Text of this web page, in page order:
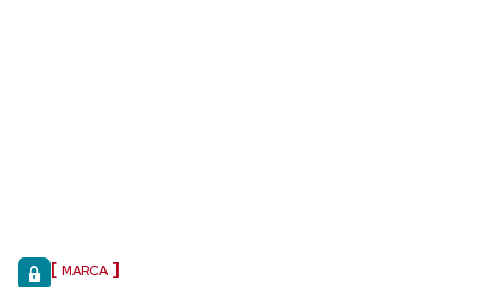
MARCA